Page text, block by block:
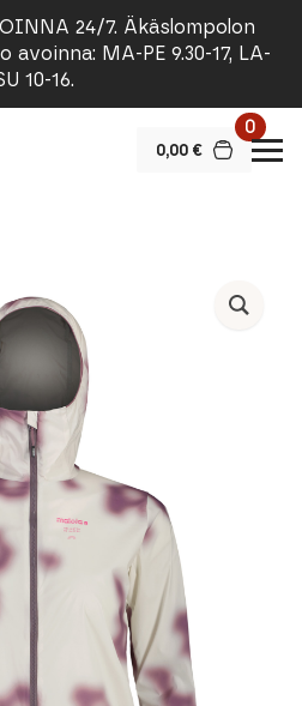
24/7. Äkäslompolon
avoinna: MA-PE 9.30-17, LA-
10-16.
0,00 €
0